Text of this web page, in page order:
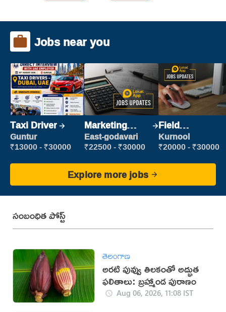
Jobs near you
Taxi Driver
Guntur
₹13000 - ₹30000
Marketing
Executive
East-godavari
₹22500 - ₹30000
Field
Marketing
Executive
Kurnool
₹20000 - ₹30000
Explore more jobs
సంబంధిత పోస్ట్
తెలంగాణ
అరటి పువ్వు తిలకంతో అద్భుత
ఫలితాలు: బ్రహ్మాండ పురాణం
Aug 06, 2026, 11:08 IST